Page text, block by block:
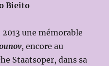
Bieito
une mémorable
, encore au
Staatsoper, dans sa